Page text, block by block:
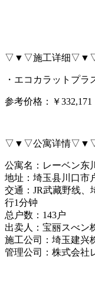
▽▼▽施工详细
・エコカラットプラ
参考价格：￥332,171
▽▼▽公寓详情
公寓名：レーベン东
地址：埼玉县川口市
交通：JR武藏野线、
行1分钟
总户数：143户
出卖人：宝丽スべン
施工公司：埼玉建兴
管理公司：株式会社